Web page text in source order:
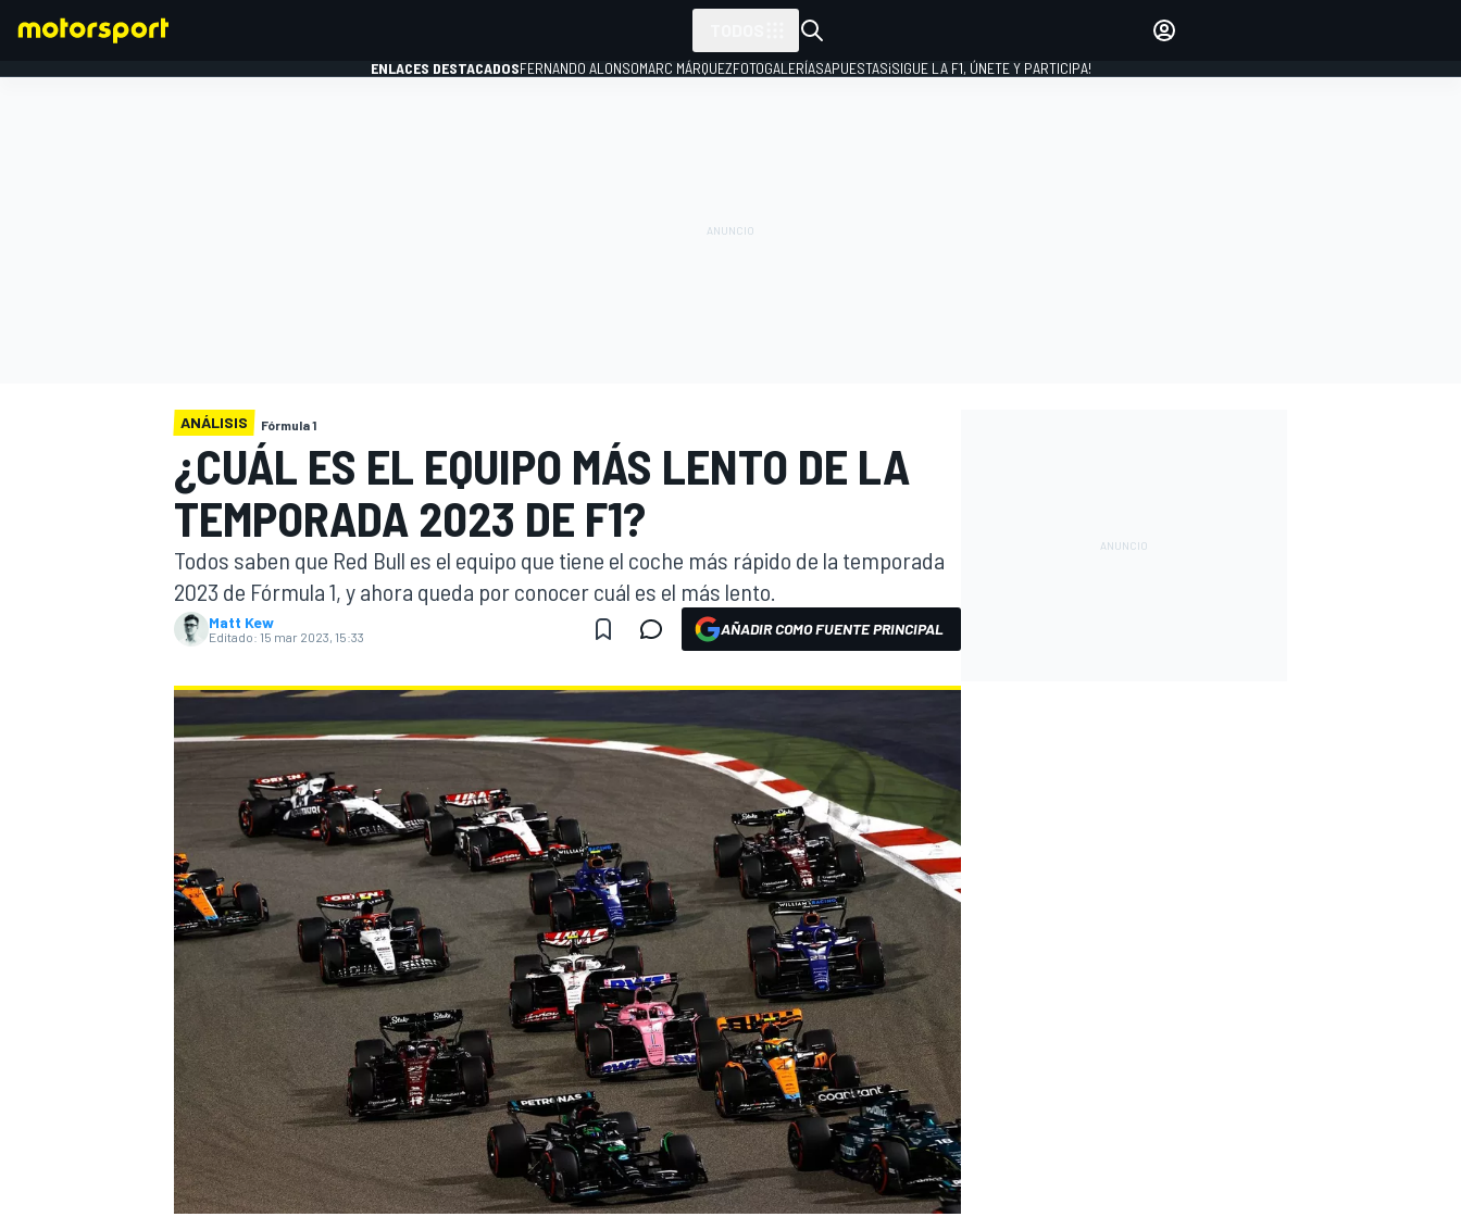
WEC FÓRMULA E
ENLACES DESTACADOSFERNANDO ALONSOMARC MÁRQUEZFOTOGALERÍASAPUESTAS¡SIGUE LA F1, ÚNETE Y PARTICIPA!
ANÁLISIS Fórmula 1
¿CUÁL ES EL EQUIPO MÁS LENTO DE LA
TEMPORADA 2023 DE F1?
Todos saben que Red Bull es el equipo que tiene el coche más rápido de la temporada
2023 de Fórmula 1, y ahora queda por conocer cuál es el más lento.
Matt Kew
Editado: 15 mar 2023, 15:33 AÑADIR COMO FUENTE PRINCIPAL